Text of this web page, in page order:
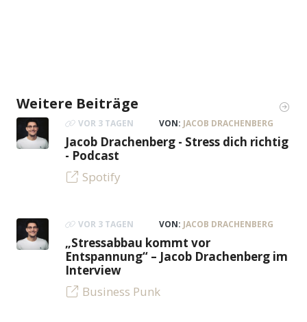
Weitere Beiträge
VOR 3 TAGEN VON: JACOB DRACHENBERG
Jacob Drachenberg - Stress dich richtig
- Podcast
Spotify
VOR 3 TAGEN VON: JACOB DRACHENBERG
„Stressabbau kommt vor
Entspannung“ – Jacob Drachenberg im
Interview
Business Punk